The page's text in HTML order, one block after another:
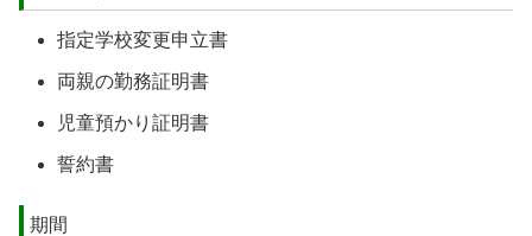
指定学校変更申立書
両親の勤務証明書
児童預かり証明書
誓約書
期間